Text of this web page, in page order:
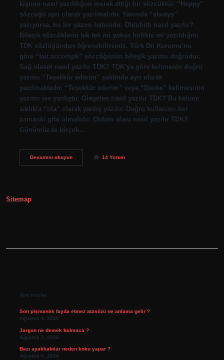
kişinin nasıl yazıldığını merak ettiği bir sözcüktür. “Happy”
sözcüğü ayrı olarak yazılmalıdır. Yanında “always”
yazıyorsa, bu bir yazım hatasıdır. Oldubitti nasıl yazılır?
Bileşik sözcüklerin tek tek mi yoksa birlikte mi yazıldığını
TDK sözlüğünden öğrenebilirsiniz. Türk Dil Kurumu’na
göre “fait accompli” sözcüğünün bileşik yazımı doğrudur.
Sağ olasın nasıl yazılır TDK? TDK’ya göre kelimenin doğru
yazımı “Teşekkür ederim” şeklinde ayrı olarak
yazılmaktadır. “Teşekkür ederim” veya “Danke” kelimesinin
yazımı ise yanlıştır. Olagelen nasıl yazılır TDK? Bu kelime
sıklıkla “ola” olarak yanlış yazılır. Doğru kullanımı her
zamanki gibi olmalıdır. Oldum olası nasıl yazılır TDK?
Günümüzde birçok…
Devamını okuyunOldum
14 Yorum
Sitemap
Son Yazılar
Son pişmanlık fayda etmez atasözü ne anlama gelir ?
Ağustos 8, 2026
Jargon ne demek bulmaca ?
Ağustos 7, 2026
Bazı ayakkabılar neden koku yapar ?
Ağustos 6, 2026